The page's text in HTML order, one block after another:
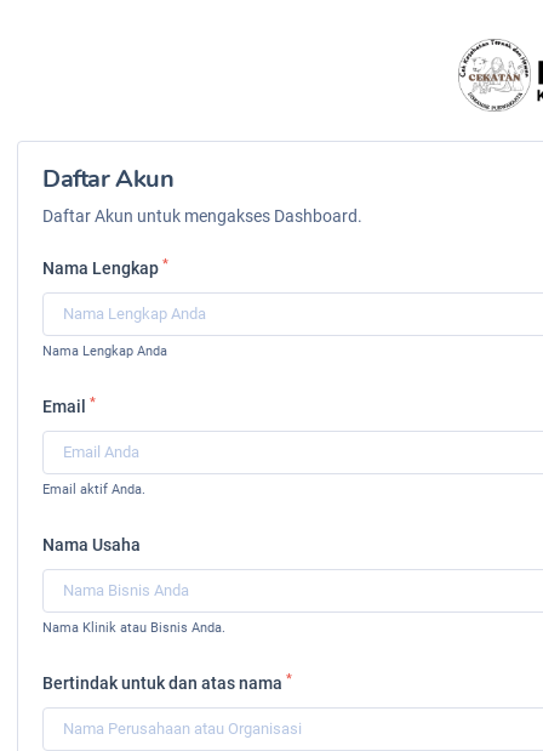
Daftar Akun
Daftar Akun untuk mengakses Dashboard.
Nama Lengkap *
Nama Lengkap Anda
Email *
Email aktif Anda.
Nama Usaha
Nama Klinik atau Bisnis Anda.
Bertindak untuk dan atas nama *